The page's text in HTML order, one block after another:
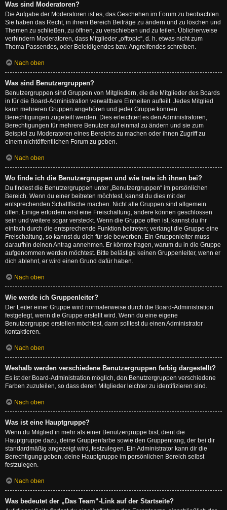
Was sind Moderatoren?
Die Aufgabe der Moderatoren ist es, das Geschehen im Forum zu beobachten.
Sie haben das Recht, in ihrem Bereich Beiträge zu ändern und zu löschen und
Themen zu schließen, zu öffnen, zu verschieben und zu teilen. Üblicherweise
verhindern Moderatoren, dass Mitglieder „offtopic“, d. h. etwas nicht zum
Thema Passendes, oder Beleidigendes bzw. Angreifendes schreiben.
Nach oben
Was sind Benutzergruppen?
Benutzergruppen sind Gruppen von Mitgliedern, die die Mitglieder des Boards
in für die Board-Administration verwaltbare Einheiten aufteilt. Jedes Mitglied
kann mehreren Gruppen angehören und jeder Gruppe können
Berechtigungen zugeteilt werden. Dies erleichtert es den Administratoren,
Berechtigungen für mehrere Benutzer auf einmal zu ändern und sie zum
Beispiel zu Moderatoren eines Bereichs zu machen oder ihnen Zugriff zu
einem nichtöffentlichen Forum zu geben.
Nach oben
Wo finde ich die Benutzergruppen und wie trete ich ihnen bei?
Du findest die Benutzergruppen unter „Benutzergruppen“ im persönlichen
Bereich. Wenn du einer beitreten möchtest, kannst du dies mit der
entsprechenden Schaltfläche machen. Nicht alle Gruppen sind allgemein
offen. Einige erfordern erst eine Freischaltung, andere können geschlossen
sein und weitere sogar versteckt. Wenn die Gruppe offen ist, kannst du ihr
einfach durch die entsprechende Funktion beitreten; verlangt die Gruppe eine
Freischaltung, so kannst du dich für sie bewerben. Ein Gruppenleiter muss
daraufhin deinen Antrag annehmen. Er könnte fragen, warum du in die Gruppe
aufgenommen werden möchtest. Bitte belästige keinen Gruppenleiter, wenn er
dich ablehnt, er wird einen Grund dafür haben.
Nach oben
Wie werde ich Gruppenleiter?
Der Leiter einer Gruppe wird normalerweise durch die Board-Administration
festgelegt, wenn die Gruppe erstellt wird. Wenn du eine eigene
Benutzergruppe erstellen möchtest, dann solltest du einen Administrator
kontaktieren.
Nach oben
Weshalb werden verschiedene Benutzergruppen farbig dargestellt?
Es ist der Board-Administration möglich, den Benutzergruppen verschiedene
Farben zuzuteilen, so dass deren Mitglieder leichter zu identifizieren sind.
Nach oben
Was ist eine Hauptgruppe?
Wenn du Mitglied in mehr als einer Benutzergruppe bist, dient die
Hauptgruppe dazu, deine Gruppenfarbe sowie den Gruppenrang, der bei dir
standardmäßig angezeigt wird, festzulegen. Ein Administrator kann dir die
Berechtigung geben, deine Hauptgruppe im persönlichen Bereich selbst
festzulegen.
Nach oben
Was bedeutet der „Das Team“-Link auf der Startseite?